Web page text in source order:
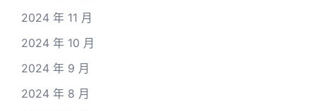
2024 年 11 月
2024 年 10 月
2024 年 9 月
2024 年 8 月